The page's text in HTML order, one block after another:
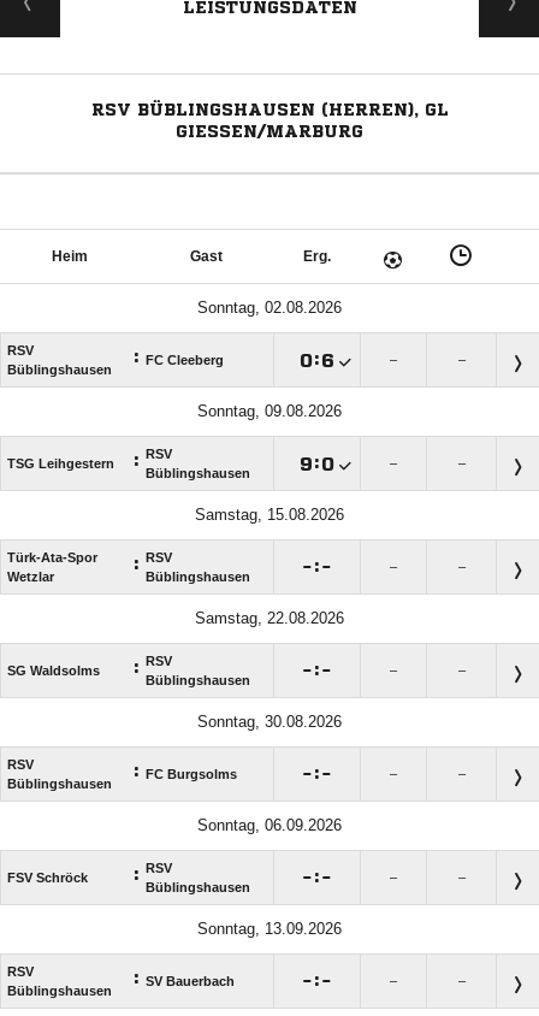
LEISTUNGSDATEN
RSV BÜBLINGSHAUSEN (HERREN), GL
GIESSEN/MARBURG
Heim Gast Erg.
Sonntag, 02.08.2026
RSV
Büblingshausen
: FC Cleeberg : – –
Sonntag, 09.08.2026
TSG Leihgestern :
RSV
Büblingshausen
: – –
Samstag, 15.08.2026
Türk-Ata-Spor
Wetzlar
:
RSV
Büblingshausen
: – –
Samstag, 22.08.2026
SG Waldsolms :
RSV
Büblingshausen
: – –
Sonntag, 30.08.2026
RSV
Büblingshausen
: FC Burgsolms : – –
Sonntag, 06.09.2026
FSV Schröck :
RSV
Büblingshausen
: – –
Sonntag, 13.09.2026
RSV
Büblingshausen
: SV Bauerbach : – –